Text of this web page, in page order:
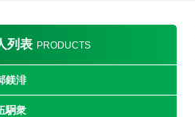
列表 PRODUCTS
鎂渄
駉衆